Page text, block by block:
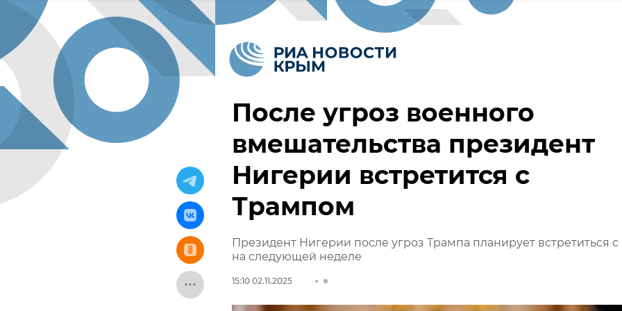
После угроз военного
вмешательства президент
Нигерии встретится с
Трампом
Президент Нигерии после угроз Трампа планирует встретиться
на следующей неделе
15:10 02.11.2025